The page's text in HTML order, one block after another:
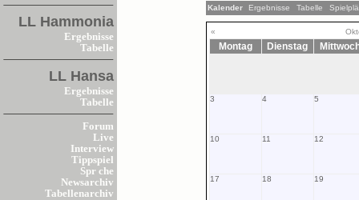
LL Hammonia
Ergebnisse
Tabelle
LL Hansa
Ergebnisse
Tabelle
Forum
Live
Interview
Tippspiel
Spr che
Newsarchiv
Tabellenarchiv
Kalender Ergebnisse Tabelle
«
Montag Dienstag
3 4 5
10 11 12
17 18 19